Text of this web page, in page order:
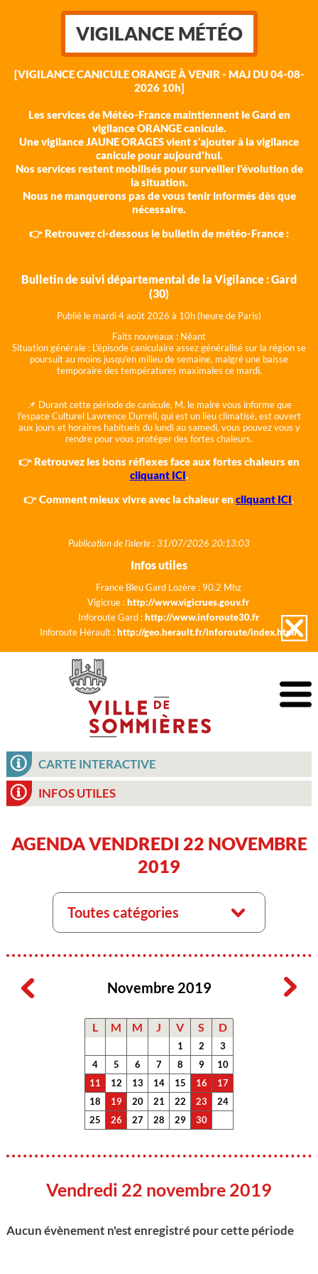
VIGILANCE MÉTÉO
[VIGILANCE CANICULE ORANGE À VENIR - MAJ DU 04-08-
2026 10h]
Les services de Météo-France maintiennent le Gard en
vigilance ORANGE canicule.
Une vigilance JAUNE ORAGES vient s'ajouter à la vigilance
canicule pour aujourd'hui.
Nos services restent mobilisés pour surveiller l'évolution de
la situation.
Nous ne manquerons pas de vous tenir informés dès que
nécessaire.
👉 Retrouvez ci-dessous le bulletin de météo-France :
Bulletin de suivi départemental de la Vigilance : Gard
(30)
Publié le mardi 4 août 2026 à 10h (heure de Paris)
Faits nouveaux : Néant
Situation générale : L'épisode caniculaire assez généralisé sur la région se
poursuit au moins jusqu'en milieu de semaine, malgré une baisse
temporaire des températures maximales ce mardi.
📌 Durant cette période de canicule, M. le maire vous informe que
l'espace Culturel Lawrence Durrell, qui est un lieu climatisé, est ouvert
aux jours et horaires habituels du lundi au samedi, vous pouvez vous y
rendre pour vous protéger des fortes chaleurs.
👉 Retrouvez les bons réflexes face aux fortes chaleurs en
cliquant ICI.
👉 Comment mieux vivre avec la chaleur en cliquant ICI.
Publication de l'alerte : 31/07/2026 20:13:03
Infos utiles
France Bleu Gard Lozère : 90.2 Mhz
Vigicrue :http://www.vigicrues.gouv.fr
Inforoute Gard :http://www.inforoute30.fr
Inforoute Hérault :http://geo.herault.fr/inforoute/index.html
CARTE INTERACTIVE
INFOS UTILES
AGENDA VENDREDI 22 NOVEMBRE
2019
Toutes catégories
Novembre 2019
L M M J V S D
1 2
3
4
5 6 7 8 9
10
11
12 13 14 15 16
17
18
19 20 21 22 23
24
25
26 27 28 29 30
Vendredi 22 novembre 2019
Aucun évènement n'est enregistré pour cette période